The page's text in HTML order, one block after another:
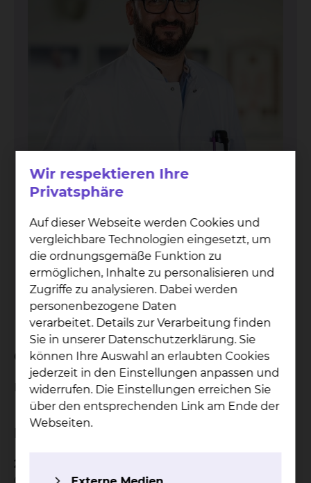
Dr. Khal­doun Ali
Fichtengrund 1, 38126 Braunschweig
Tel.:+49 531 595 2213
Fax: +49 531 595 2658
Per E-Mail kontaktieren
Geburtsort
Latakia, Syrien
2015 bis heute
Wir respektieren Ihre
Privatsphäre
Auf dieser Webseite werden Cookies und
vergleichbare Technologien eingesetzt, um
die ordnungsgemäße Funktion zu
ermöglichen, Inhalte zu personalisieren und
Zugriffe zu analysieren. Dabei werden
personenbezogene Daten
verarbeitet. Details zur Verarbeitung finden
Sie in unserer Datenschutzerklärung. Sie
können Ihre Auswahl an erlaubten Cookies
jederzeit in den Einstellungen anpassen und
widerrufen. Die Einstellungen erreichen Sie
über den entsprechenden Link am Ende der
Webseiten.